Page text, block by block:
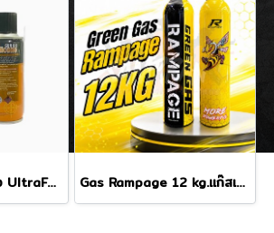
สเปรย์ซิลิโคลน ยี่ห้อ UltraForce 180 ml(Silicone Oiln) Gas Rampage 12 kg.แก๊สเหลือง ฝาดำ